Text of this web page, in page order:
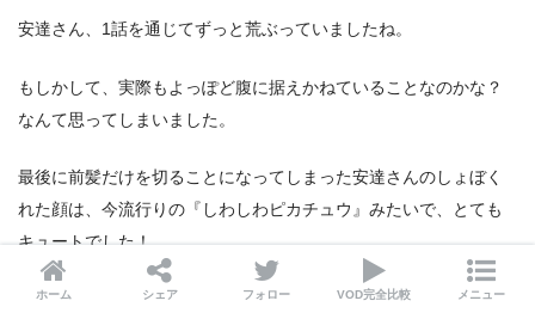
安達さん、1話を通じてずっと荒ぶっていましたね。
もしかして、実際もよっぽど腹に据えかねていることなのかな？
なんて思ってしまいました。
最後に前髪だけを切ることになってしまった安達さんのしょぼく
れた顔は、今流行りの『しわしわピカチュウ』みたいで、とても
キュートでした！
＼＼Huluで楽しむ／／
ホーム シェア フォロー VOD完全比較 メニュー